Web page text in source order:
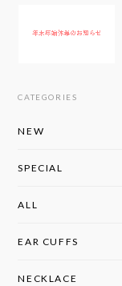
CATEGORIES
NEW
SPECIAL
ALL
EAR CUFFS
NECKLACE